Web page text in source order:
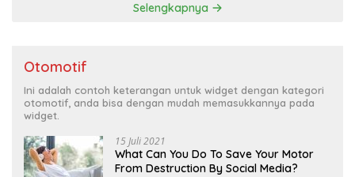
Selengkapnya
Otomotif
Ini adalah contoh keterangan untuk widget dengan kategori
otomotif, anda bisa dengan mudah memasukkannya pada
widget.
15 Juli 2021
What Can You Do To Save Your Motor
From Destruction By Social Media?